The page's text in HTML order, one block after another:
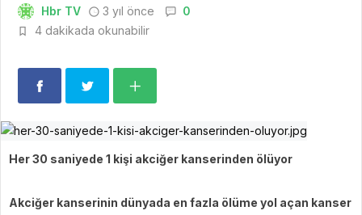
Hbr TV 3 yıl önce
0
4 dakikada okunabilir
Her 30 saniyede 1 kişi akciğer kanserinden ölüyor
Akciğer kanserinin dünyada en fazla ölüme yol açan kanser